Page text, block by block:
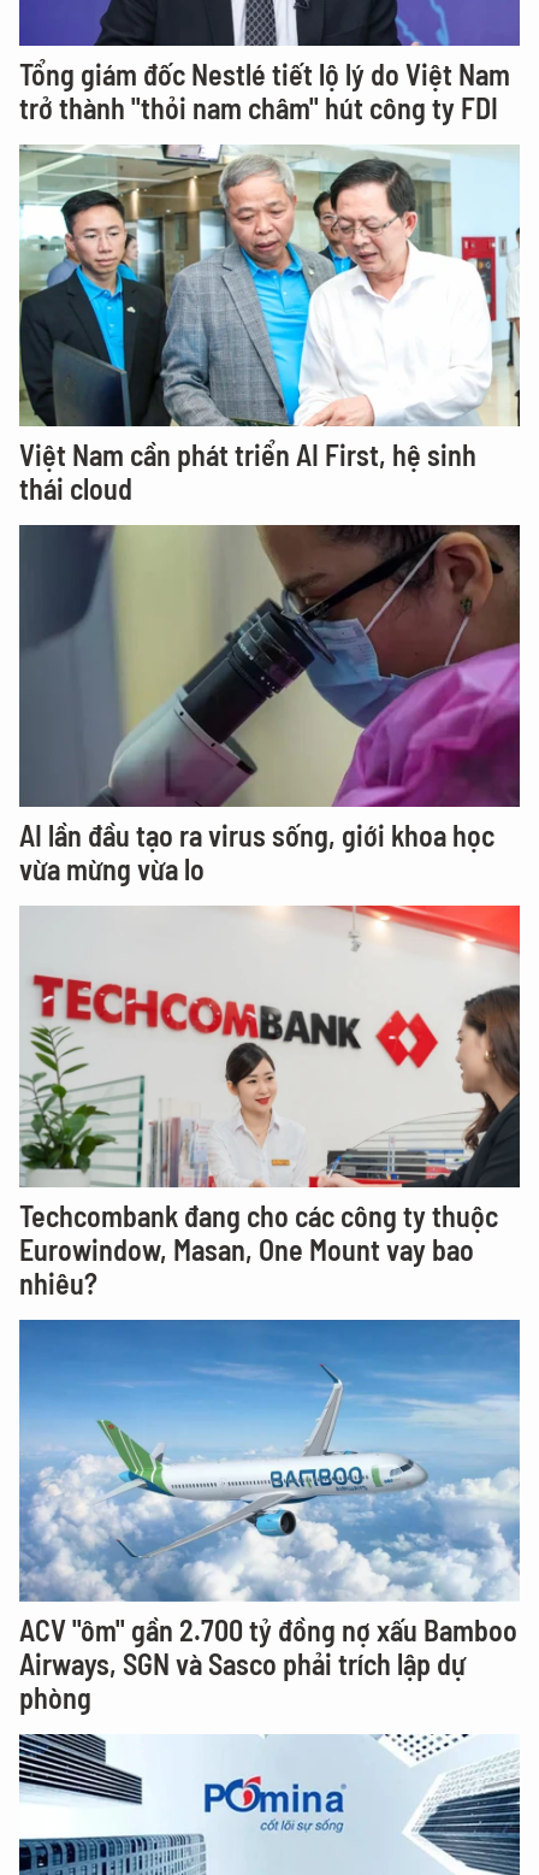
Tổng giám đốc Nestlé tiết lộ lý do Việt Nam
trở thành "thỏi nam châm" hút công ty FDI
Việt Nam cần phát triển AI First, hệ sinh
thái cloud
AI lần đầu tạo ra virus sống, giới khoa học
vừa mừng vừa lo
Techcombank đang cho các công ty thuộc
Eurowindow, Masan, One Mount vay bao
nhiêu?
ACV "ôm" gần 2.700 tỷ đồng nợ xấu Bamboo
Airways, SGN và Sasco phải trích lập dự
phòng